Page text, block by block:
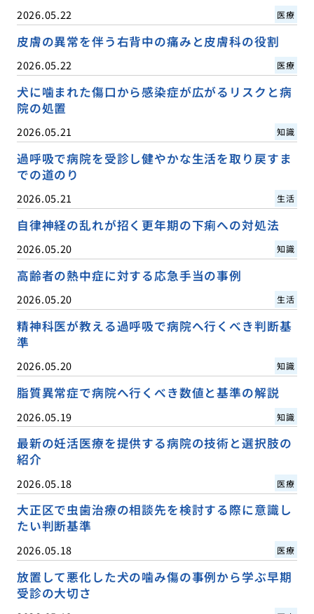
2026.05.22 医療
皮膚の異常を伴う右背中の痛みと皮膚科の役割
2026.05.22 医療
犬に噛まれた傷口から感染症が広がるリスクと病
院の処置
2026.05.21 知識
過呼吸で病院を受診し健やかな生活を取り戻すま
での道のり
2026.05.21 生活
自律神経の乱れが招く更年期の下痢への対処法
2026.05.20 知識
高齢者の熱中症に対する応急手当の事例
2026.05.20 生活
精神科医が教える過呼吸で病院へ行くべき判断基
準
2026.05.20 知識
脂質異常症で病院へ行くべき数値と基準の解説
2026.05.19 知識
最新の妊活医療を提供する病院の技術と選択肢の
紹介
2026.05.18 医療
大正区で虫歯治療の相談先を検討する際に意識し
たい判断基準
2026.05.18 医療
放置して悪化した犬の噛み傷の事例から学ぶ早期
受診の大切さ